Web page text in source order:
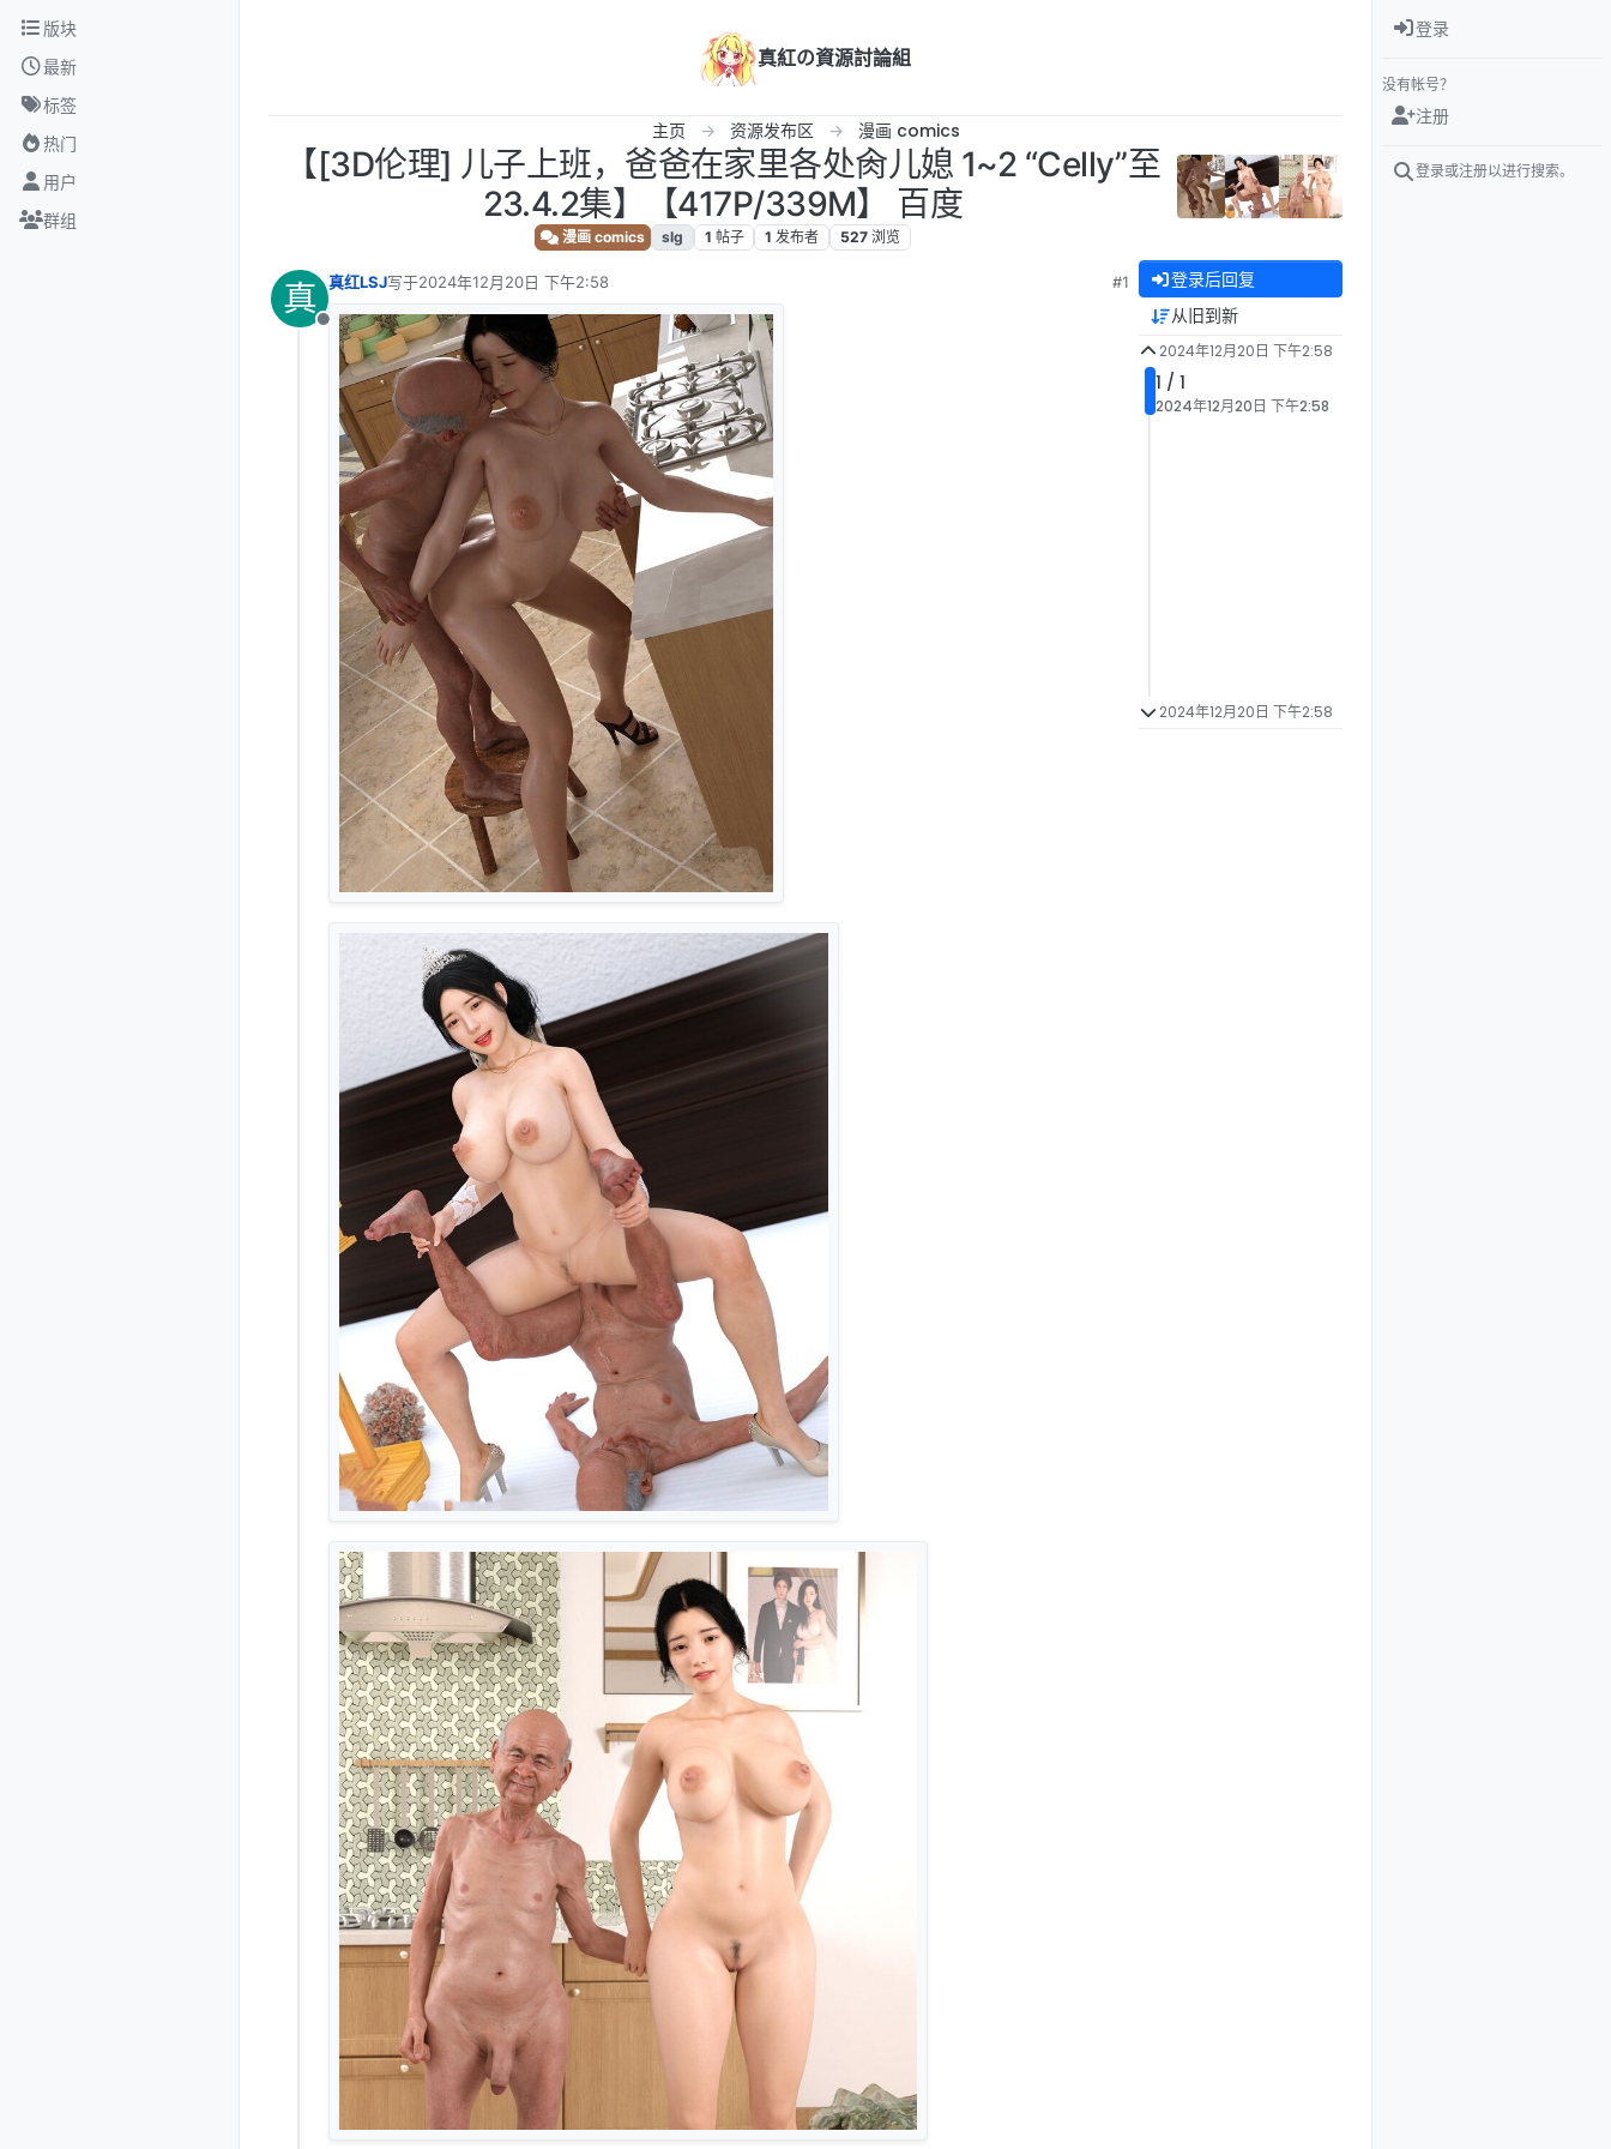
跳转至内容
版块
最新
标签
热门
用户
群组
真紅の資源討論組
主页 资源发布区 漫画 comics
【[3D伦理] 儿子上班，爸爸在家里各处肏儿媳 1~2 “Celly”至
23.4.2集】【417P/339M】 百度
漫画 comics slg 1 帖子 1 发布者 527 浏览
真
离线
真红LSJ写于2024年12月20日 下午2:58
最后由 编辑
#1 登录后回复
从旧到新
2024年12月20日 下午2:58
1 / 1
2024年12月20日 下午2:58
2024年12月20日 下午2:58
登录
没有帐号？
注册
登录或注册以进行搜索。